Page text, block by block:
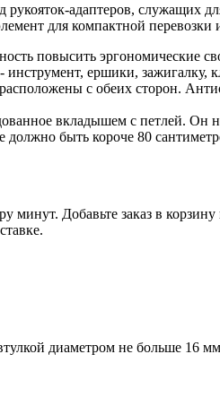
рукояток-адаптеров, служащих
для компактной
повысить эргономические
ершики, зажигалку,
с обеих сторон.
вкладышем с петлей. Он
быть короче 80
минут. Добавьте заказ в
диаметром не больше 16 мм